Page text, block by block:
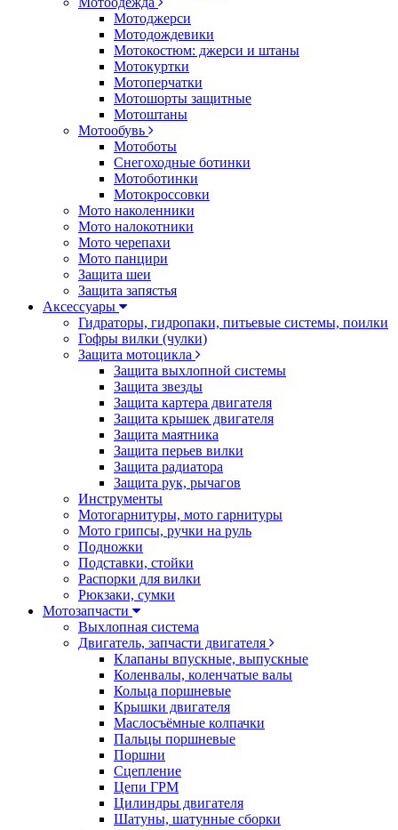
Мотоджерси
Мотодождевики
Мотокостюм: джерси и штаны
Мотокуртки
Мотоперчатки
Мотошорты защитные
Мотоштаны
Мотообувь
Мотоботы
Снегоходные ботинки
Мотоботинки
Мотокроссовки
Мото наколенники
Мото налокотники
Мото черепахи
Мото панцири
Защита шеи
Защита запястья
Аксессуары
Гидраторы, гидропаки, питьевые системы, поилки
Гофры вилки (чулки)
Защита мотоцикла
Защита выхлопной системы
Защита звезды
Защита картера двигателя
Защита крышек двигателя
Защита маятника
Защита перьев вилки
Защита радиатора
Защита рук, рычагов
Инструменты
Мотогарнитуры, мото гарнитуры
Мото грипсы, ручки на руль
Подножки
Подставки, стойки
Распорки для вилки
Рюкзаки, сумки
Мотозапчасти
Выхлопная система
Двигатель, запчасти двигателя
Клапаны впускные, выпускные
Коленвалы, коленчатые валы
Кольца поршневые
Крышки двигателя
Маслосъёмные колпачки
Пальцы поршневые
Поршни
Сцепление
Цепи ГРМ
Цилиндры двигателя
Шатуны, шатунные сборки